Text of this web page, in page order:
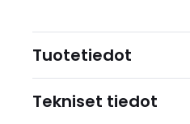
Tuotetiedot
Tekniset tiedot